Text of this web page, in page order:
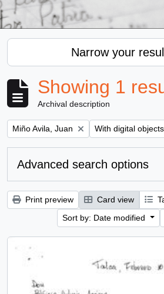
Narrow your
Showing 1
Archival description
Remove filter:
Miño Avila, Juan Remove filter:
With digital objects
Advanced search options
Print preview Card view
Sort by: Date modified